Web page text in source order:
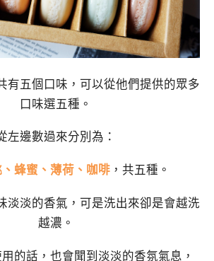
有五個口味，可以從他們提供的眾多
口味選五種。
左邊數過來分別為：
蜂蜜、薄荷、咖啡，共五種。
淡淡的香氣，可是洗出來卻是會越洗
越濃。
的話，也會聞到淡淡的香氛氣息，